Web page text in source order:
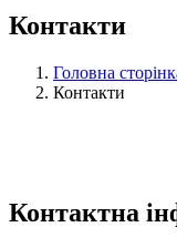
Контакти
Головна
Контакти
Контактна